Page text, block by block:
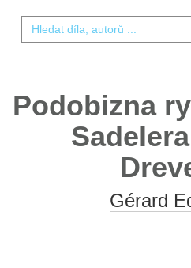
Podobizna
Gérard